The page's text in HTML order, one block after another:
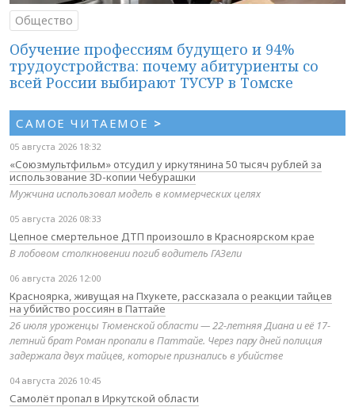
Общество
Обучение профессиям будущего и 94%
трудоустройства: почему абитуриенты со
всей России выбирают ТУСУР в Томске
САМОЕ ЧИТАЕМОЕ >
05 августа 2026 18:32
«Союзмультфильм» отсудил у иркутянина 50 тысяч рублей за
использование 3D-копии Чебурашки
Мужчина использовал модель в коммерческих целях
05 августа 2026 08:33
Цепное смертельное ДТП произошло в Красноярском крае
В лобовом столкновении погиб водитель ГАЗели
06 августа 2026 12:00
Красноярка, живущая на Пхукете, рассказала о реакции тайцев
на убийство россиян в Паттайе
26 июля уроженцы Тюменской области — 22-летняя Диана и её 17-
летний брат Роман пропали в Паттайе. Через пару дней полиция
задержала двух тайцев, которые признались в убийстве
04 августа 2026 10:45
Самолёт пропал в Иркутской области